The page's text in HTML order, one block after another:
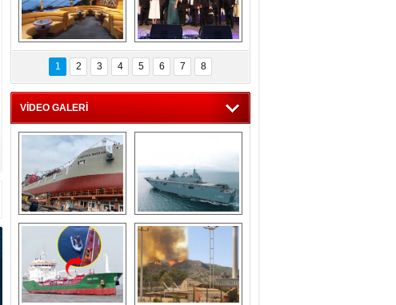
MSC'den 55 milyon
euroluk turizm geliri
müjdesi
5. Bosphorus Ship
Brokers Dinner,
İstanbul’da yapıldı
1 2 3 4 5 6 7 8
VİDEO GALERİ
Çeksan Tersanesi,
Başaran Bayrak
tankerini suya
indirdi
TCG Anadolu,
tersane teknik
seyrini tamamladı